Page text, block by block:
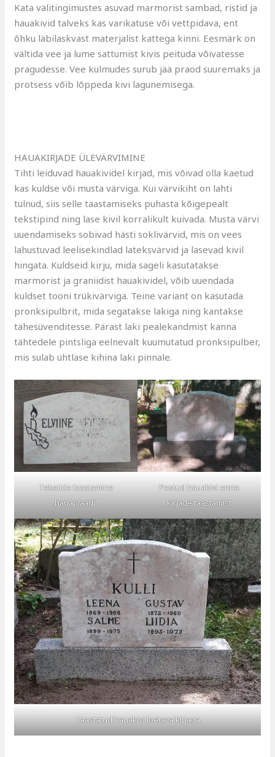
Kata välitingimustes asuvad marmorist sambad, ristid ja
hauakivid talveks kas varikatuse või vettpidava, ent
õhku läbilaskvast materjalist kattega kinni. Eesmärk on
vältida vee ja lume sattumist kivis peituda võivatesse
pragudesse. Vee külmudes surub jää praod suuremaks ja
protsess võib lõppeda kivi lagunemisega.
HAUAKIRJADE ÜLEVÄRVIMINE
Tihti leiduvad hauakividel kirjad, mis võivad olla kaetud
kas kuldse või musta värviga. Kui värvikiht on lahti
tulnud, siis selle taastamiseks puhasta kõigepealt
tekstipind ning lase kivil korralikult kuivada. Musta värvi
uuendamiseks sobivad hästi soklivärvid, mis on vees
lahustuvad leelisekindlad lateksvärvid ja lasevad kivil
hingata. Kuldseid kirju, mida sageli kasutatakse
marmorist ja graniidist hauakividel, võib uuendada
kuldset tooni trükivärviga. Teine variant on kasutada
pronksipulbrit, mida segatakse lakiga ning kantakse
tähesüvenditesse. Pärast laki pealekandmist kanna
tähtedele pintsliga eelnevalt kuumutatud pronksipulber,
mis sulab ühtlase kihina laki pinnale.
Tekstide taastamine
hauaplaadil
Pestud hauakivi enne
kirjade taastamist
Taastatud hauakivi loetava kirjaga